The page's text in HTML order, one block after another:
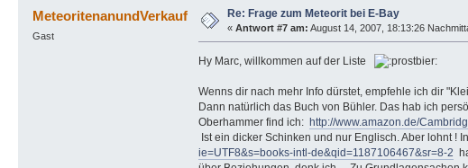
MeteoritenanundVerkauf
Gast
Re: Frage zum Meteorit bei E-Bay
« Antwort #7 am: August 14, 2007, 18:13:26
Hy Marc, willkommen auf der Liste
Wenns dir nach mehr Info dürstet, empfehle ich dir
Dann natürlich das Buch von Bühler. Das hab ich
Oberhammer find ich: http://www.amazon.de/
Ist ein dicker Schinken und nur Englisch. Aber lohnt !
ie=UTF8&s=books-intl-de&qid=1187106467&sr=8-2